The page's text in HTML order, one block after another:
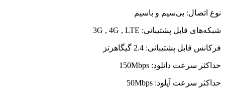
نوع اتصال: بی‌سیم و باسیم
شبکه‌های قابل پشتیبانی: 3G , 4G , LTE
فرکانس قابل پشتیبانی: 2.4 گیگاهرتز
حداکثر سرعت دانلود: 150Mbps
حداکثر سرعت آپلود: 50Mbps